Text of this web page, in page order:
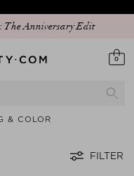
The Anniversary Edit
0
& COLOR
FILTER